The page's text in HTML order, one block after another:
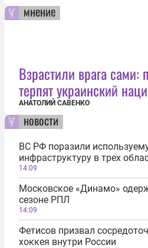
мнение
Взрастили врага сами:
терпят украинский
АНАТОЛИЙ САВЕНКО
новости
ВС РФ поразили
инфраструктуру в трех
14:09
Московское «Динамо»
сезоне РПЛ
14:09
Фетисов призвал
хоккея внутри России